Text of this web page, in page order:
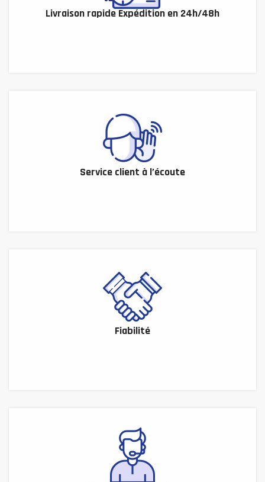
Livraison rapide Expédition en 24h/48h
Service client à l’écoute
Fiabilité